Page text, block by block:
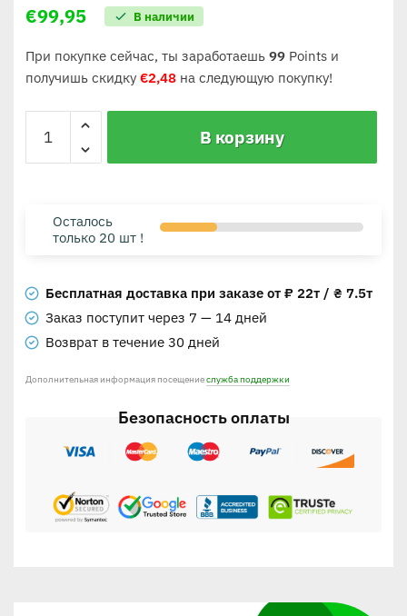
€99,95 В наличии
При покупке сейчас, ты заработаешь 99Points и
получишь скидку €2,48на следующую покупку!
В корзину
Осталось
только 20 шт !
Бесплатная доставка при заказе от ₽ 22т / ₴ 7.5т
Заказ поступит через 7 — 14 дней
Возврат в течение 30 дней
Дополнительная информация посещениеслужба поддержки
Безопасность оплаты